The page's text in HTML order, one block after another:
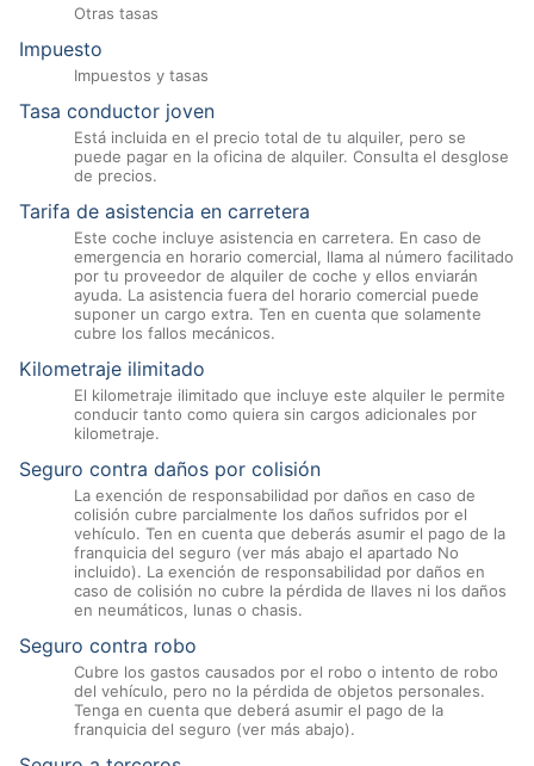
Otras tasas
Impuesto
Impuestos y tasas
Tasa conductor joven
Está incluida en el precio total de tu alquiler, pero se
puede pagar en la oficina de alquiler. Consulta el desglose
de precios.
Tarifa de asistencia en carretera
Este coche incluye asistencia en carretera. En caso de
emergencia en horario comercial, llama al número facilitado
por tu proveedor de alquiler de coche y ellos enviarán
ayuda. La asistencia fuera del horario comercial puede
suponer un cargo extra. Ten en cuenta que solamente
cubre los fallos mecánicos.
Kilometraje ilimitado
El kilometraje ilimitado que incluye este alquiler le permite
conducir tanto como quiera sin cargos adicionales por
kilometraje.
Seguro contra daños por colisión
La exención de responsabilidad por daños en caso de
colisión cubre parcialmente los daños sufridos por el
vehículo. Ten en cuenta que deberás asumir el pago de la
franquicia del seguro (ver más abajo el apartado No
incluido). La exención de responsabilidad por daños en
caso de colisión no cubre la pérdida de llaves ni los daños
en neumáticos, lunas o chasis.
Seguro contra robo
Cubre los gastos causados por el robo o intento de robo
del vehículo, pero no la pérdida de objetos personales.
Tenga en cuenta que deberá asumir el pago de la
franquicia del seguro (ver más abajo).